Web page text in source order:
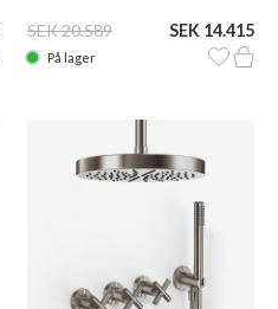
SEK 20.589 SEK 14.415
På lager